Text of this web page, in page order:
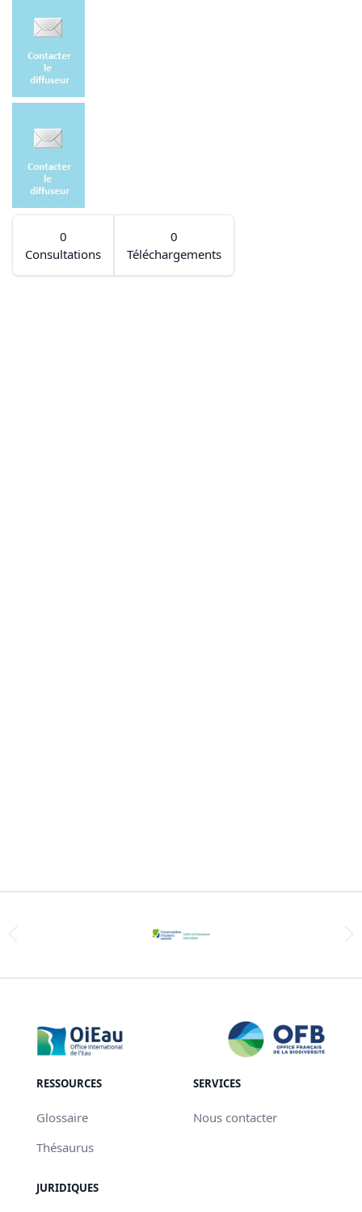
0
Consultations
0
Téléchargements
RESSOURCES
Glossaire
Thésaurus
SERVICES
Nous contacter
JURIDIQUES